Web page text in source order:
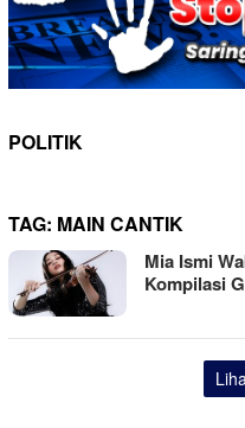
POLITIK
TAG: MAIN CANTIK
Mia Ismi
Kompilasi